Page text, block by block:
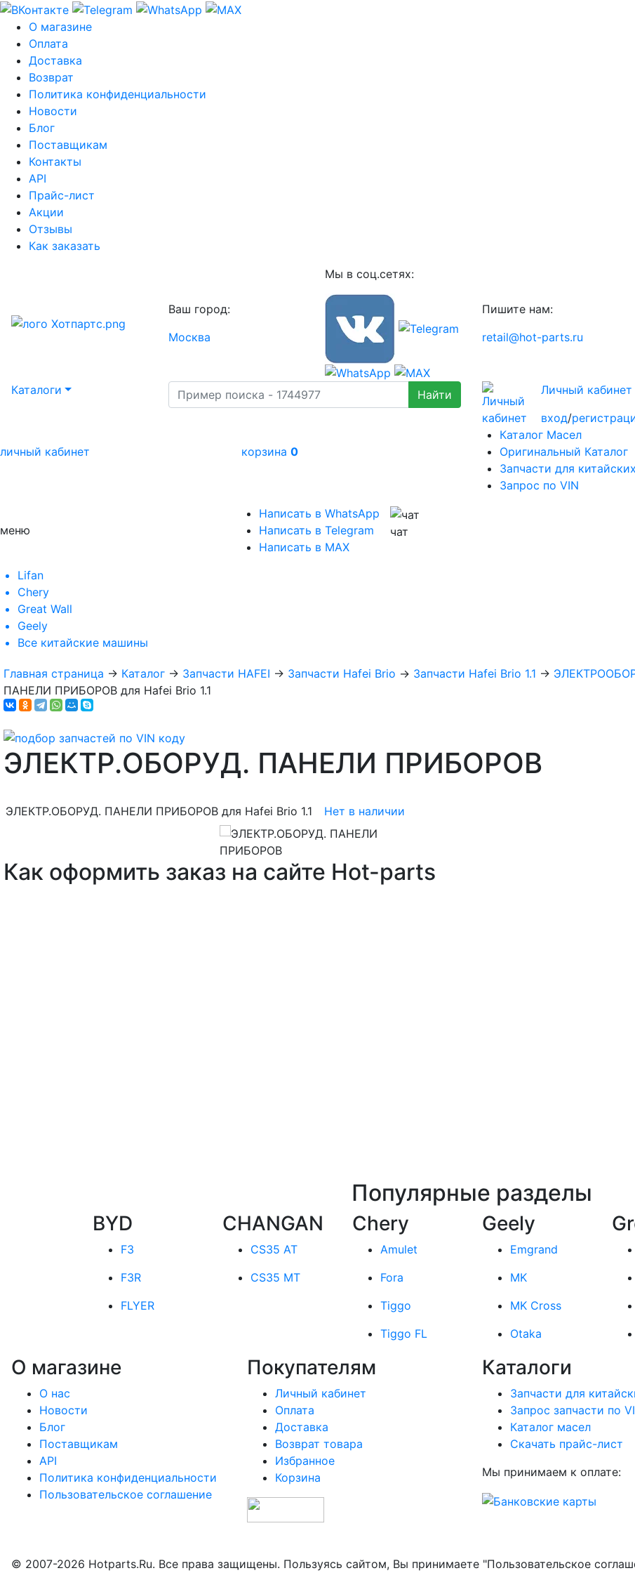
О магазине
Оплата
Доставка
Возврат
Политика конфиденциальности
Новости
Блог
Поставщикам
Контакты
API
Прайс-лист
Акции
Отзывы
Как заказать
Ваш город:
Москва
Мы в соц.сетях:
Пишите нам:
retail@hot-parts.ru
Каталоги
Личный кабинет
вход/
личный кабинет корзина 0
Каталог Масел
Оригинальный Каталог
Запчасти для
Запрос по VIN
меню
Написать в WhatsApp
Написать в Telegram
Написать в MAX
чат
Lifan
Chery
Great Wall
Geely
Все китайские машины
Главная страница → Каталог → Запчасти HAFEI → Запчасти Hafei Brio → Запчасти Hafei Brio 1.1 →
ПАНЕЛИ ПРИБОРОВ для Hafei Brio 1.1
ЭЛЕКТР.ОБОРУД. ПАНЕЛИ ПРИБОРОВ
ЭЛЕКТР.ОБОРУД. ПАНЕЛИ ПРИБОРОВ для Hafei Brio 1.1 Нет в наличии
Как оформить заказ на сайте Hot-parts
Популярные разделы
BYD
F3
F3R
FLYER
CHANGAN
CS35 AT
CS35 MT
Chery
Amulet
Fora
Tiggo
Tiggo FL
Geely
Emgrand
MK
MK Cross
Otaka
О магазине
О нас
Новости
Блог
Поставщикам
API
Политика конфиденциальности
Пользовательское соглашение
Покупателям
Личный кабинет
Оплата
Доставка
Возврат товара
Избранное
Корзина
Каталоги
Запчасти для
Запрос запчасти по
Каталог масел
Скачать прайс-лист
Мы принимаем к оплате:
© 2007-2026 Hotparts.Ru. Все права защищены. Пользуясь сайтом, Вы принимаете "Пользовательское